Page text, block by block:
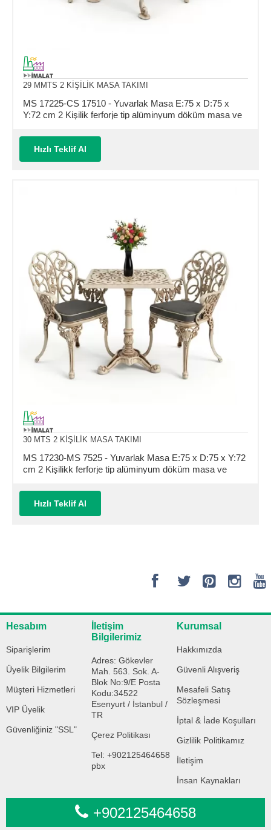
29 MMTS 2 KİŞİLİK MASA TAKIMI
MS 17225-CS 17510 - Yuvarlak Masa E:75 x D:75 x
Y:72 cm 2 Kişilik ferforje tip alüminyum döküm masa ve
Hızlı Teklif Al
30 MTS 2 KİŞİLİK MASA TAKIMI
MS 17230-MS 7525 - Yuvarlak Masa E:75 x D:75 x Y:72
cm 2 Kişilikk ferforje tip alüminyum döküm masa ve
Hızlı Teklif Al
Hesabım
Siparişlerim
Üyelik Bilgilerim
Müşteri Hizmetleri
VIP Üyelik
Güvenliğiniz "SSL"
İletişim
Bilgilerimiz
Adres: Gökevler
Mah. 563. Sok. A-
Blok No:9/E Posta
Kodu:34522
Esenyurt / İstanbul /
TR
Çerez Politikası
Tel: +902125464658
pbx
Kurumsal
Hakkımızda
Güvenli Alışveriş
Mesafeli Satış
Sözleşmesi
İptal & İade Koşulları
Gizlilik Politikamız
İletişim
İnsan Kaynakları
+902125464658